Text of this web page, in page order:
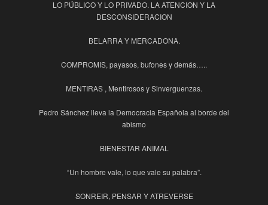
LO PÚBLICO Y LO PRIVADO. LA ATENCION Y LA
DESCONSIDERACION
BELARRA Y MERCADONA.
COMPROMIS, payasos, bufones y demás…..
MENTIRAS , Mentirosos y Sinverguenzas.
Pedro Sánchez lleva la Democracia Española al borde del
abismo
BIENESTAR ANIMAL
“Un hombre vale, lo que vale su palabra”.
SONREIR, PENSAR Y ATREVERSE